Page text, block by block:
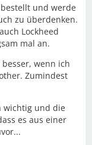
und werde
zu überdenken.
Lockheed
mal an.
wenn ich
Zumindest
wichtig und die
es aus einer